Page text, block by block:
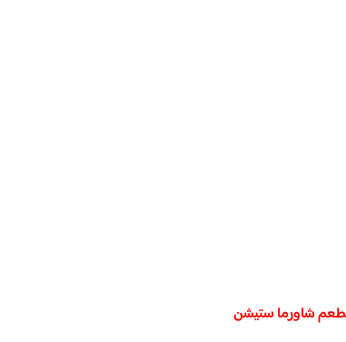
شاورما ستيشن